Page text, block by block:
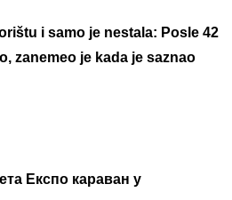
i samo je nestala: Posle 42
zanemeo je kada je saznao
Експо караван у